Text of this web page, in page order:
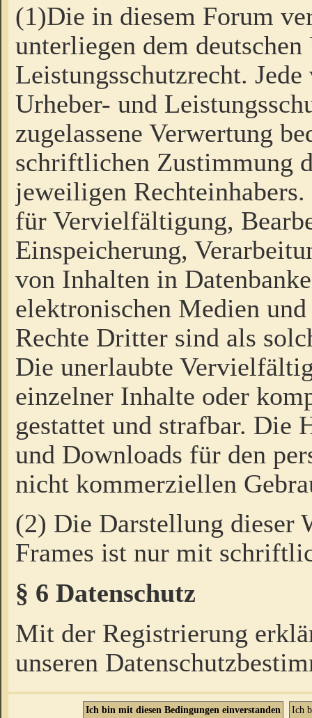
(1)Die in diesem Forum
unterliegen dem
Leistungsschutzrecht.
Urheber- und
zugelassene Verwertung
schriftlichen Zustimmung
jeweiligen
für Vervielfältigung,
Einspeicherung,
von Inhalten in
elektronischen Medien
Rechte Dritter sind als
Die unerlaubte
einzelner Inhalte oder
gestattet und strafbar. Die
und Downloads für den
nicht kommerziellen
(2) Die Darstellung dieser
Frames ist nur mit
§ 6 Datenschutz
Mit der Registrierung
unseren